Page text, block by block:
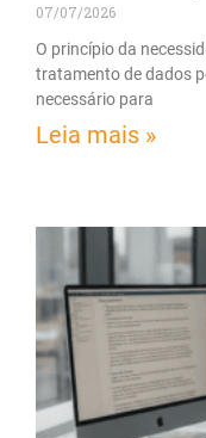
07/07/2026
O princípio da
tratamento de dados
necessário para
Leia mais »